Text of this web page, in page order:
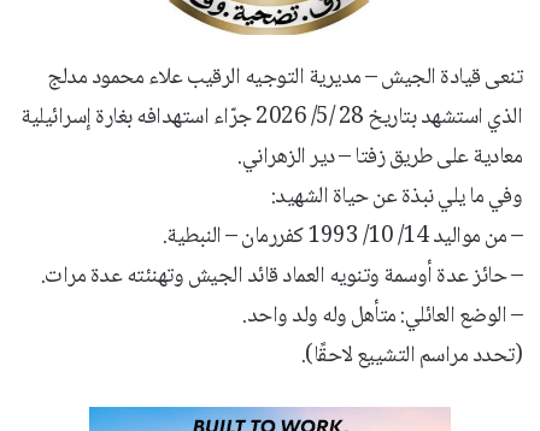
تنعى قيادة الجيش – مديرية التوجيه الرقيب علاء محمود مدلج
الذي استشهد بتاريخ 28 /5/ 2026 جرّاء استهدافه بغارة إسرائيلية
معادية على طريق زفتا – دير الزهراني.
وفي ما يلي نبذة عن حياة الشهيد:
– من مواليد 14/ 10/ 1993 كفررمان – النبطية.
– حائز عدة أوسمة وتنويه العماد قائد الجيش وتهنئته عدة مرات.
– الوضع العائلي: متأهل وله ولد واحد.
(تحدد مراسم التشييع لاحقًا).